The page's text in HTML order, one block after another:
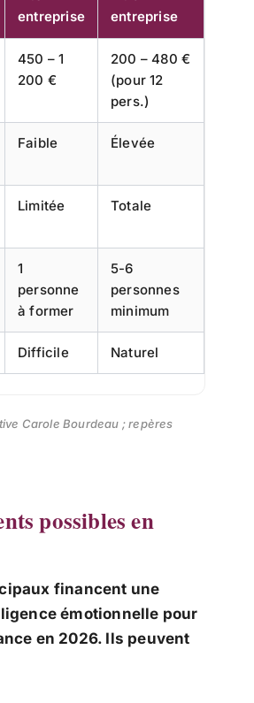
entreprise
entreprise
450 – 1
200 €
200 – 480 €
(pour 12
pers.)
Faible Élevée
Limitée Totale
1
personne
à former
5-6
personnes
minimum
Difficile Naturel
Carole Bourdeau ; repères
possibles en
financent une
émotionnelle pour
en 2026. Ils peuvent